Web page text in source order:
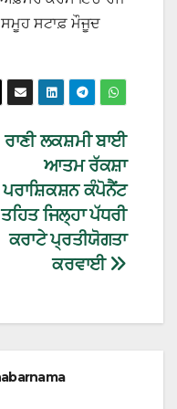
ਸਟਾਫ਼ ਮੌਜੂਦ
ਰਾਣੀ ਲਕਸ਼ਮੀ ਬਾਈ
ਆਤਮ ਰੱਕਸ਼ਾ
ਪਰਾਸ਼ਿਕਸ਼ਨ ਕੰਪੋਨੈਂਟ
ਤਹਿਤ ਜਿਲ੍ਹਾ ਪੱਧਰੀ
ਕਰਾਟੇ ਪ੍ਰਤੀਯੋਗਤਾ
ਕਰਵਾਈ